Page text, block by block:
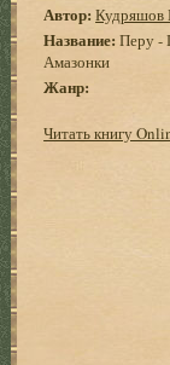
Автор: Кудряшов
Название: Перу -
Амазонки
Жанр:
Читать книгу